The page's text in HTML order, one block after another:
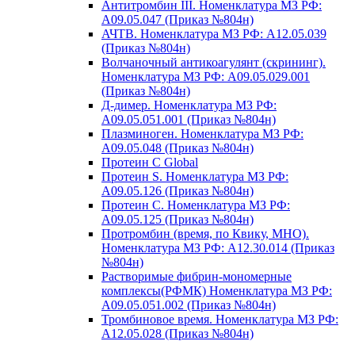
Антитромбин III. Номенклатура МЗ РФ:
A09.05.047 (Приказ №804н)
АЧТВ. Номенклатура МЗ РФ: A12.05.039
(Приказ №804н)
Волчаночный антикоагулянт (скрининг).
Номенклатура МЗ РФ: A09.05.029.001
(Приказ №804н)
Д-димер. Номенклатура МЗ РФ:
A09.05.051.001 (Приказ №804н)
Плазминоген. Номенклатура МЗ РФ:
A09.05.048 (Приказ №804н)
Протеин C Global
Протеин S. Номенклатура МЗ РФ:
A09.05.126 (Приказ №804н)
Протеин С. Номенклатура МЗ РФ:
A09.05.125 (Приказ №804н)
Протромбин (время, по Квику, МНО).
Номенклатура МЗ РФ: A12.30.014 (Приказ
№804н)
Растворимые фибрин-мономерные
комплексы(РФМК) Номенклатура МЗ РФ:
A09.05.051.002 (Приказ №804н)
Тромбиновое время. Номенклатура МЗ РФ:
A12.05.028 (Приказ №804н)